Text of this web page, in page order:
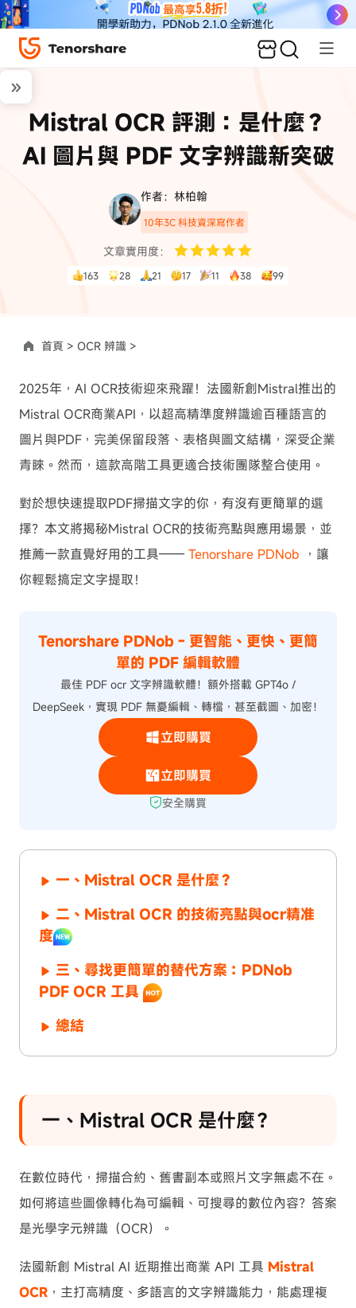
Mistral OCR 評測：是什麼？
AI 圖片與 PDF 文字辨識新突破
作者：林柏翰
10年3C 科技資深寫作者
文章實用度：
163 28 21 17 11 38 99
首頁 > OCR 辨識 >
2025年，AI OCR技術迎來飛躍！法國新創Mistral推出的
Mistral OCR商業API，以超高精準度辨識逾百種語言的
圖片與PDF，完美保留段落、表格與圖文結構，深受企業
青睞。然而，這款高階工具更適合技術團隊整合使用。
對於想快速提取PDF掃描文字的你，有沒有更簡單的選
擇？本文將揭秘Mistral OCR的技術亮點與應用場景，並
推薦一款直覺好用的工具—— Tenorshare PDNob ，讓
你輕鬆搞定文字提取！
Tenorshare PDNob - 更智能、更快、更簡
單的 PDF 編輯軟體
最佳 PDF ocr 文字辨識軟體！額外搭載 GPT4o /
DeepSeek，實現 PDF 無憂編輯、轉檔，甚至截圖、加密！
立即購買
立即購買
安全購買
一、Mistral OCR 是什麼？
二、Mistral OCR 的技術亮點與ocr精准
度
三、尋找更簡單的替代方案：PDNob
PDF OCR 工具
總結
一、Mistral OCR 是什麼？
在數位時代，掃描合約、舊書副本或照片文字無處不在。
如何將這些圖像轉化為可編輯、可搜尋的數位內容？答案
是光學字元辨識（OCR）。
法國新創 Mistral AI 近期推出商業 API 工具 Mistral
OCR ，主打高精度、多語言的文字辨識能力，能處理複